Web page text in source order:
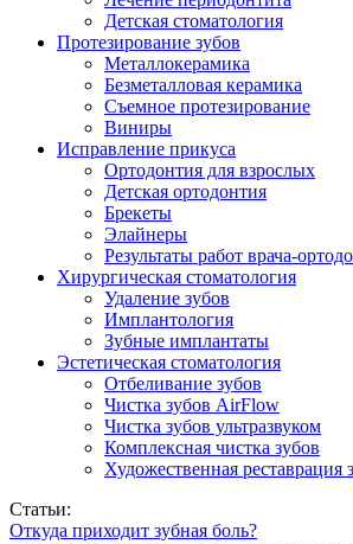
Детская стоматология
Протезирование зубов
Металлокерамика
Безметалловая керамика
Съемное протезирование
Виниры
Исправление прикуса
Ортодонтия для взрослых
Детская ортодонтия
Брекеты
Элайнеры
Результаты работ врача-
Хирургическая стоматология
Удаление зубов
Имплантология
Зубные имплантаты
Эстетическая стоматология
Отбеливание зубов
Чистка зубов AirFlow
Чистка зубов ультразвуком
Комплексная чистка зубов
Художественная реставрация
Статьи:
Откуда приходит зубная боль?